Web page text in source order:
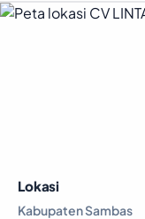
Lokasi
Kabupaten Sambas